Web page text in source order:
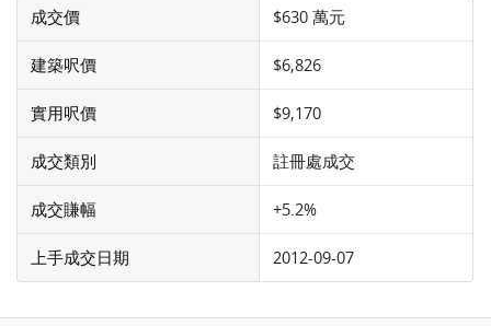
成交價 $630 萬元
建築呎價 $6,826
實用呎價 $9,170
成交類別 註冊處成交
成交賺幅 +5.2%
上手成交日期 2012-09-07